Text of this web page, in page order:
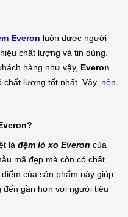
Everon luôn được người
chất lượng và tin dùng.
hàng như vậy, Everon
lượng tốt nhất. Vậy, nên
là đệm lò xo Everon của
mã đẹp mà còn có chất
của sản phẩm này giúp
đến gần hơn với người tiêu